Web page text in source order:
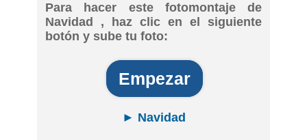
Para hacer este fotomontaje de
Navidad , haz clic en el siguiente
botón y sube tu foto:
Empezar
► Navidad